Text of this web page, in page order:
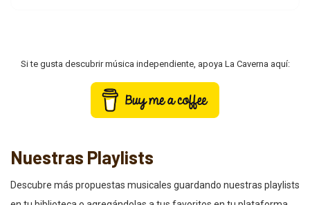
Si te gusta descubrir música independiente, apoya La Caverna aquí:
Nuestras Playlists
Descubre más propuestas musicales guardando nuestras playlists